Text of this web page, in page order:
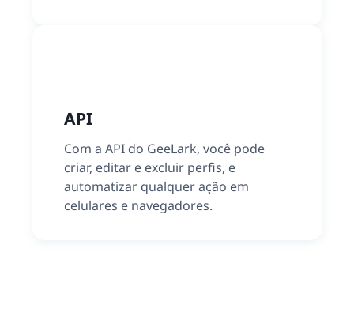
API
Com a API do GeeLark, você pode
criar, editar e excluir perfis, e
automatizar qualquer ação em
celulares e navegadores.